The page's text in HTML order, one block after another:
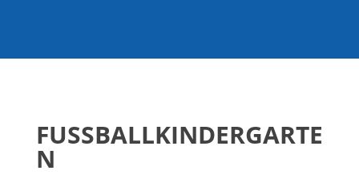
FUSSBALLKINDERGARTEN